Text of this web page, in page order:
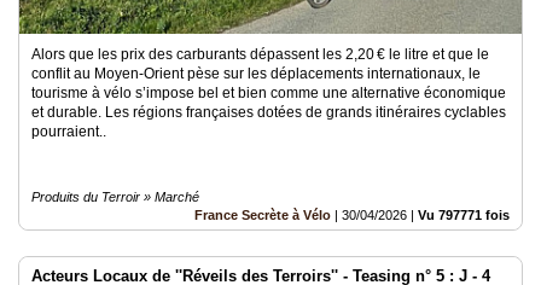
Alors que les prix des carburants dépassent les 2,20 € le litre et que le
conflit au Moyen-Orient pèse sur les déplacements internationaux, le
tourisme à vélo s’impose bel et bien comme une alternative économique
et durable. Les régions françaises dotées de grands itinéraires cyclables
pourraient..
Produits du Terroir » Marché
France Secrète à Vélo | 30/04/2026 | Vu 797771 fois
Acteurs Locaux de ''Réveils des Terroirs'' - Teasing n° 5 : J - 4